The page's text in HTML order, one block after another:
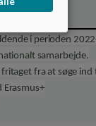
i perioden
samarbejde.
fra at søge